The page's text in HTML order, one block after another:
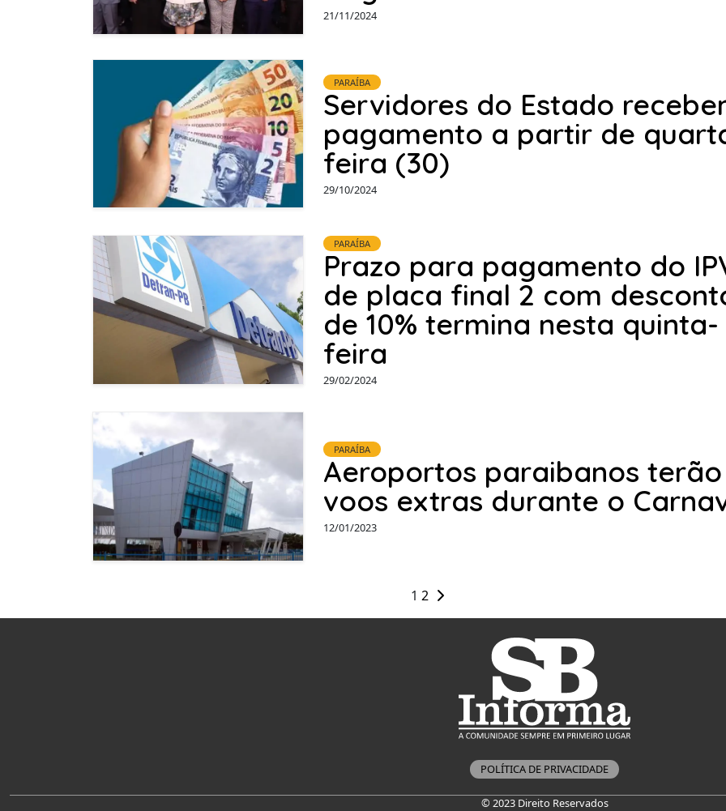
21/11/2024
PARAÍBA
Servidores do Estado
pagamento a partir de
feira (30)
29/10/2024
PARAÍBA
Prazo para pagamento do
de placa final 2 com
de 10% termina nesta quinta-
feira
29/02/2024
PARAÍBA
Aeroportos paraibanos terão
voos extras durante o
12/01/2023
1 2
POLÍTICA DE PRIVACIDADE
© 2023 Direito Reservados